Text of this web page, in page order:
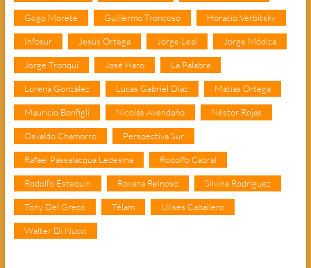
Gogo Morete Guillermo Troncoso Horacio Verbitsky
Infosur Jesús Ortega Jorge Leal Jorge Módica
Jorge Tronqui José Haro La Palabra
Lorena González Lucas Gabriel Díaz Matías Ortega
Mauricio Bonfigli Nicolás Avendaño Néstor Rojas
Osvaldo Chamorro Perspectiva Sur
Rafael Passalacqua Ledesma Rodolfo Cabral
Rodolfo Estequin Roxana Reinoso Silvina Rodríguez
Tony Del Greco Télam Ulises Caballero
Walter Di Nucci